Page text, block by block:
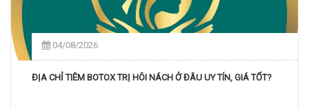
04/08/2026
ĐỊA CHỈ TIÊM BOTOX TRỊ HÔI NÁCH Ở ĐÂU UY TÍN, GIÁ TỐT?